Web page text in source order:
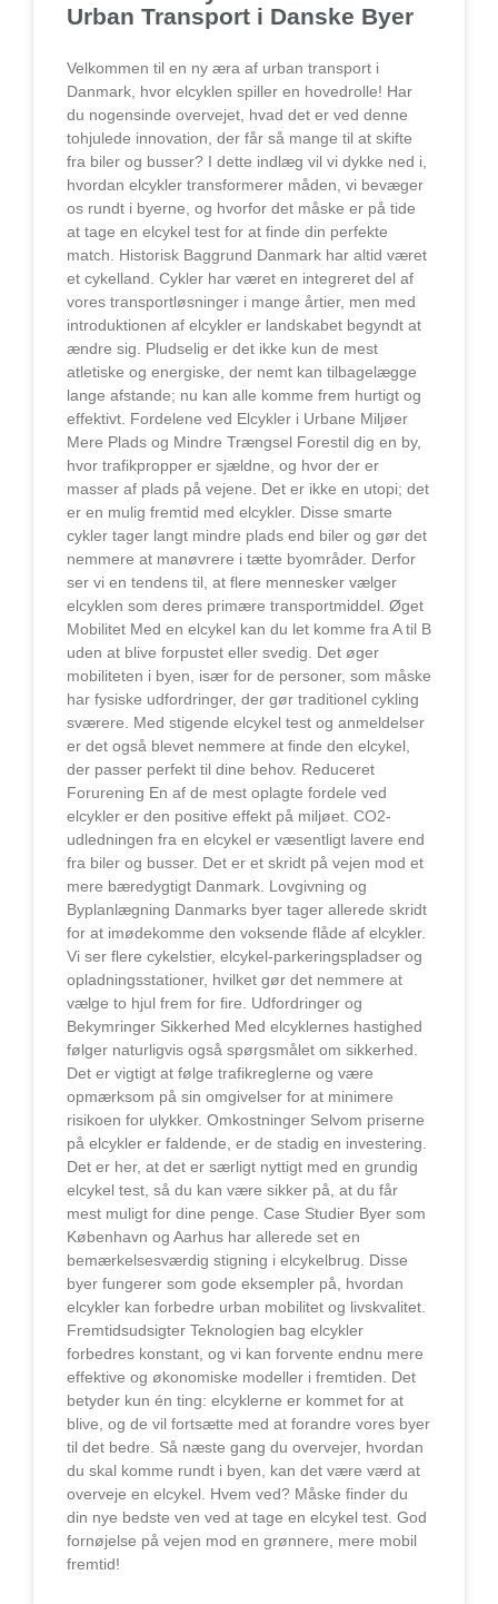
Urban Transport i Danske Byer
Velkommen til en ny æra af urban transport i
Danmark, hvor elcyklen spiller en hovedrolle! Har
du nogensinde overvejet, hvad det er ved denne
tohjulede innovation, der får så mange til at skifte
fra biler og busser? I dette indlæg vil vi dykke ned i,
hvordan elcykler transformerer måden, vi bevæger
os rundt i byerne, og hvorfor det måske er på tide
at tage en elcykel test for at finde din perfekte
match. Historisk Baggrund Danmark har altid været
et cykelland. Cykler har været en integreret del af
vores transportløsninger i mange årtier, men med
introduktionen af elcykler er landskabet begyndt at
ændre sig. Pludselig er det ikke kun de mest
atletiske og energiske, der nemt kan tilbagelægge
lange afstande; nu kan alle komme frem hurtigt og
effektivt. Fordelene ved Elcykler i Urbane Miljøer
Mere Plads og Mindre Trængsel Forestil dig en by,
hvor trafikpropper er sjældne, og hvor der er
masser af plads på vejene. Det er ikke en utopi; det
er en mulig fremtid med elcykler. Disse smarte
cykler tager langt mindre plads end biler og gør det
nemmere at manøvrere i tætte byområder. Derfor
ser vi en tendens til, at flere mennesker vælger
elcyklen som deres primære transportmiddel. Øget
Mobilitet Med en elcykel kan du let komme fra A til B
uden at blive forpustet eller svedig. Det øger
mobiliteten i byen, især for de personer, som måske
har fysiske udfordringer, der gør traditionel cykling
sværere. Med stigende elcykel test og anmeldelser
er det også blevet nemmere at finde den elcykel,
der passer perfekt til dine behov. Reduceret
Forurening En af de mest oplagte fordele ved
elcykler er den positive effekt på miljøet. CO2-
udledningen fra en elcykel er væsentligt lavere end
fra biler og busser. Det er et skridt på vejen mod et
mere bæredygtigt Danmark. Lovgivning og
Byplanlægning Danmarks byer tager allerede skridt
for at imødekomme den voksende flåde af elcykler.
Vi ser flere cykelstier, elcykel-parkeringspladser og
opladningsstationer, hvilket gør det nemmere at
vælge to hjul frem for fire. Udfordringer og
Bekymringer Sikkerhed Med elcyklernes hastighed
følger naturligvis også spørgsmålet om sikkerhed.
Det er vigtigt at følge trafikreglerne og være
opmærksom på sin omgivelser for at minimere
risikoen for ulykker. Omkostninger Selvom priserne
på elcykler er faldende, er de stadig en investering.
Det er her, at det er særligt nyttigt med en grundig
elcykel test, så du kan være sikker på, at du får
mest muligt for dine penge. Case Studier Byer som
København og Aarhus har allerede set en
bemærkelsesværdig stigning i elcykelbrug. Disse
byer fungerer som gode eksempler på, hvordan
elcykler kan forbedre urban mobilitet og livskvalitet.
Fremtidsudsigter Teknologien bag elcykler
forbedres konstant, og vi kan forvente endnu mere
effektive og økonomiske modeller i fremtiden. Det
betyder kun én ting: elcyklerne er kommet for at
blive, og de vil fortsætte med at forandre vores byer
til det bedre. Så næste gang du overvejer, hvordan
du skal komme rundt i byen, kan det være værd at
overveje en elcykel. Hvem ved? Måske finder du
din nye bedste ven ved at tage en elcykel test. God
fornøjelse på vejen mod en grønnere, mere mobil
fremtid!